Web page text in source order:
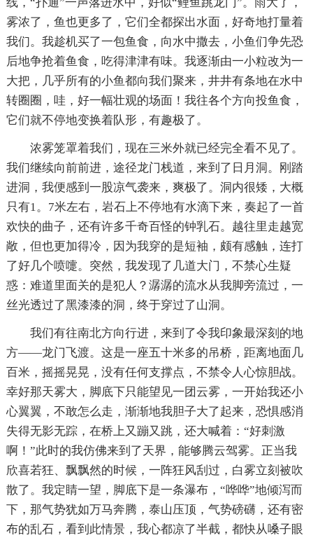
雾浓了，鱼也更多了，它们全都探出水面，好奇地打量着
我们。我趁机买了一包鱼食，向水中撒去，小鱼们争先恐
后地争抢着鱼食，吃得津津有味。我逐渐由一小粒改为一
大把，几乎所有的小鱼都向我们聚来，井井有条地在水中
转圈圈，哇，好一幅壮观的场面！我往各个方向投鱼食，
它们就不停地变换着队形，有趣极了。
浓雾笼罩着我们，现在三米外就已经完全看不见了。
我们继续向前前进，途径龙门栈道，来到了日月洞。刚踏
进洞，我便感到一股凉气袭来，爽极了。洞内很矮，大概
只有1。7米左右，岩石上不停地有水滴下来，奏起了一首
欢快的曲子，还有许多千奇百怪的钟乳石。越往里走越宽
敞，但也更加得冷，因为我穿的是短袖，颇有感触，连打
了好几个喷嚏。突然，我发现了几道大门，不禁心生疑
惑：难道里面关的是犯人？潺潺的流水从我脚旁流过，一
丝光透过了黑漆漆的洞，终于穿过了山洞。
我们有往南北方向行进，来到了令我印象最深刻的地
方——龙门飞渡。这是一座五十米多的吊桥，距离地面几
百米，摇摇晃晃，没有任何支撑点，不禁令人心惊胆战。
幸好那天雾大，脚底下只能望见一团云雾，一开始我还小
心翼翼，不敢怎么走，渐渐地我胆子大了起来，恐惧感消
失得无影无踪，在桥上又蹦又跳，还大喊着：“好刺激
啊！”此时的我仿佛来到了天界，能够腾云驾雾。正当我
欣喜若狂、飘飘然的时候，一阵狂风刮过，白雾立刻被吹
散了。我定睛一望，脚底下是一条瀑布，“哗哗”地倾泻而
下，那气势犹如万马奔腾，泰山压顶，气势磅礴，还有密
布的乱石，看到此情景，我心都凉了半截，都快从嗓子眼